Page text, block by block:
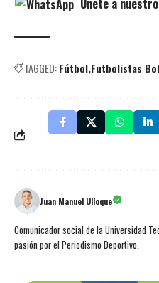
TAGGED:Fútbol Futbolistas
Juan Manuel Ulloque
Comunicador social de la Universidad
pasión por el Periodismo Deportivo.